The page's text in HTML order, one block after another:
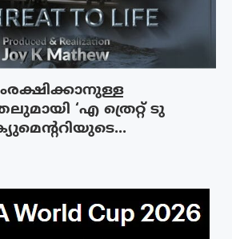
‘എ ത്രെറ്റ് ടു